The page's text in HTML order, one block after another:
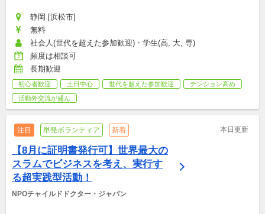
静岡 [浜松市]
無料
社会人(世代を超えた参加歓迎)・学生(高, 大, 専)
頻度は相談可
長期歓迎
初心者歓迎 土日中心 世代を超えた参加歓迎
テンション高め
活動外交流が盛ん
注目 単発ボランティア 新着 本日更新
【8月に証明書発行可】世界最大の
スラムでビジネスを考え、実行す
る超実践型活動！
NPOチャイルドドクター・ジャパン